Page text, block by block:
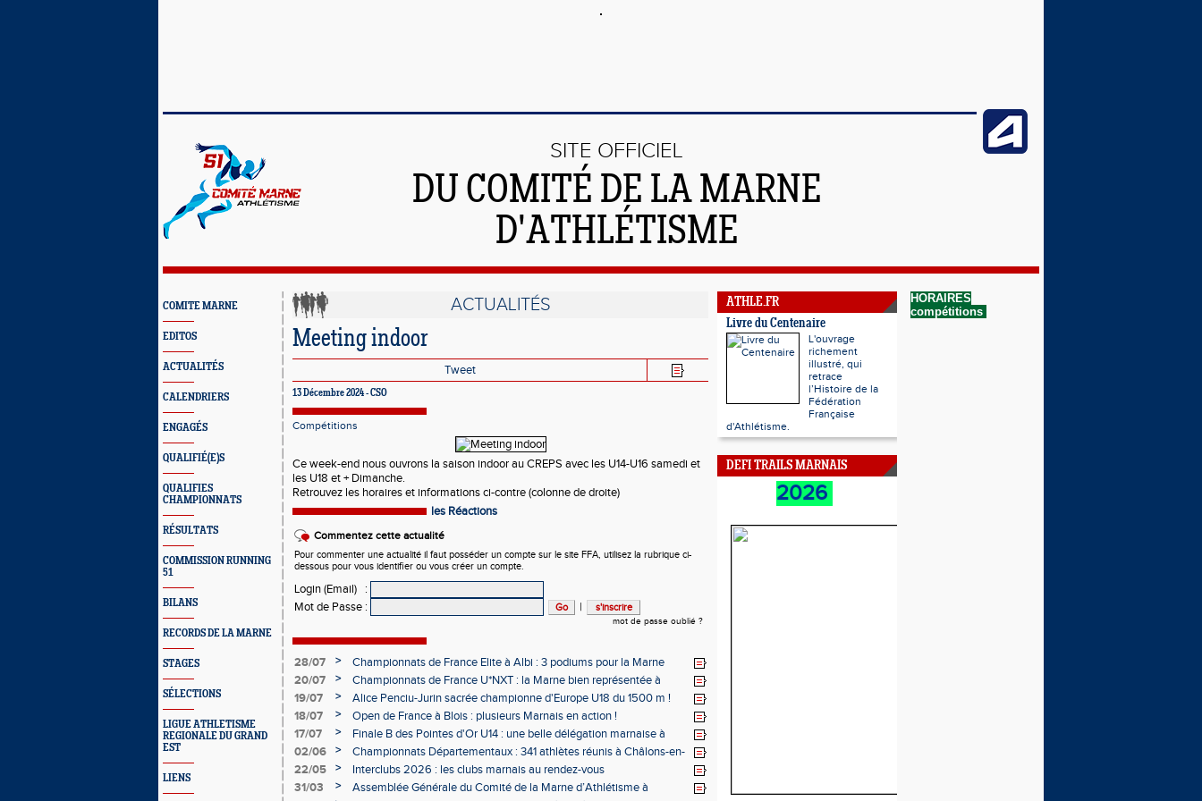
SITE OFFICIEL
DU COMITÉ DE LA MARNE
D'ATHLÉTISME
COMITE MARNE
EDITOS
ACTUALITÉS
CALENDRIERS
ENGAGÉS
QUALIFIÉ(E)S
QUALIFIES
CHAMPIONNATS
RÉSULTATS
COMMISSION RUNNING
51
BILANS
RECORDS DE LA MARNE
STAGES
SÉLECTIONS
LIGUE ATHLETISME
REGIONALE DU GRAND
EST
LIENS
ACTUALITÉS
Meeting indoor
Tweet
13 Décembre 2024 - CSO
Compétitions
Ce week-end nous ouvrons la saison indoor au CREPS avec les U14-U16 samedi et
les U18 et + Dimanche.
Retrouvez les horaires et informations ci-contre (colonne de droite)
les Réactions
Commentez cette actualité
Pour commenter une actualité il faut posséder un compte sur le site FFA, utilisez la rubrique ci-
dessous pour vous identifier ou vous créer un compte.
Login (Email)
:
Mot de Passe : |
mot de passe oublié ?
28/07 >
Championnats de France Elite à Albi : 3 podiums pour la Marne
20/07
>
Championnats de France U*NXT : la Marne bien représentée à
Charléty
19/07 >
Alice Penciu-Jurin sacrée championne d'Europe U18 du 1500 m !
18/07
>
Open de France à Blois : plusieurs Marnais en action !
17/07
>
Finale B des Pointes d'Or U14 : une belle délégation marnaise à
Obernai
02/06 >
Championnats Départementaux : 341 athlètes réunis à Châlons-en-
Champagne
22/05 >
Interclubs 2026 : les clubs marnais au rendez-vous
31/03
>
Assemblée Générale du Comité de la Marne d’Athlétisme à
ATHLE.FR
Livre du Centenaire
L'ouvrage
richement
illustré, qui
retrace
l’Histoire de la
Fédération
Française
d'Athlétisme.
DEFI TRAILS MARNAIS
2026
HORAIRES
compétitions